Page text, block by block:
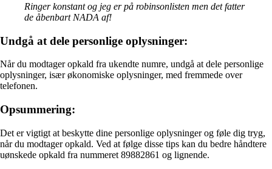
Ringer konstant og jeg er på robinsonlisten men det fatter
de åbenbart NADA af!
Undgå at dele personlige oplysninger:
Når du modtager opkald fra ukendte numre, undgå at dele personlige
oplysninger, især økonomiske oplysninger, med fremmede over
telefonen.
Opsummering:
Det er vigtigt at beskytte dine personlige oplysninger og føle dig tryg,
når du modtager opkald. Ved at følge disse tips kan du bedre håndtere
uønskede opkald fra nummeret 89882861 og lignende.